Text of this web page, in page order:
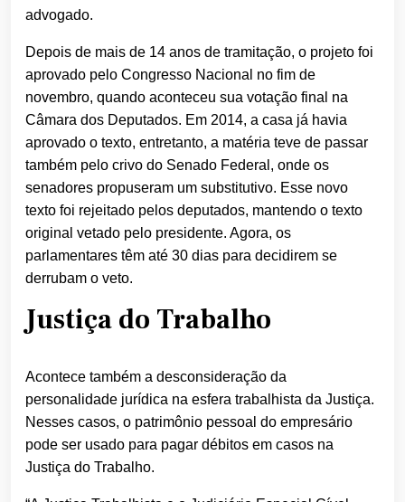
advogado.
Depois de mais de 14 anos de tramitação, o projeto foi
aprovado pelo Congresso Nacional no fim de
novembro, quando aconteceu sua votação final na
Câmara dos Deputados. Em 2014, a casa já havia
aprovado o texto, entretanto, a matéria teve de passar
também pelo crivo do Senado Federal, onde os
senadores propuseram um substitutivo. Esse novo
texto foi rejeitado pelos deputados, mantendo o texto
original vetado pelo presidente. Agora, os
parlamentares têm até 30 dias para decidirem se
derrubam o veto.
Justiça do Trabalho
Acontece também a desconsideração da
personalidade jurídica na esfera trabalhista da Justiça.
Nesses casos, o patrimônio pessoal do empresário
pode ser usado para pagar débitos em casos na
Justiça do Trabalho.